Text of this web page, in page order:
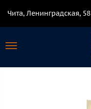
Чита, Ленинградская, 58